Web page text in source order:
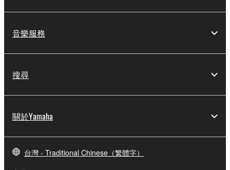
音樂服務
搜尋
關於Yamaha
台灣 - Traditional Chinese（繁體字）